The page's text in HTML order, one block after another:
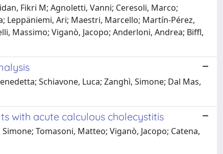
Fikri M; Agnoletti, Vanni; Ceresoli, Marco;
Leppäniemi, Ari; Maestri, Marcello; Martín-Pérez,
Massimo; Viganò, Jacopo; Anderloni, Andrea; Biffl,
Schiavone, Luca; Zanghì, Simone; Dal Mas,
with acute calculous cholecystitis
Tomasoni, Matteo; Viganò, Jacopo; Catena,